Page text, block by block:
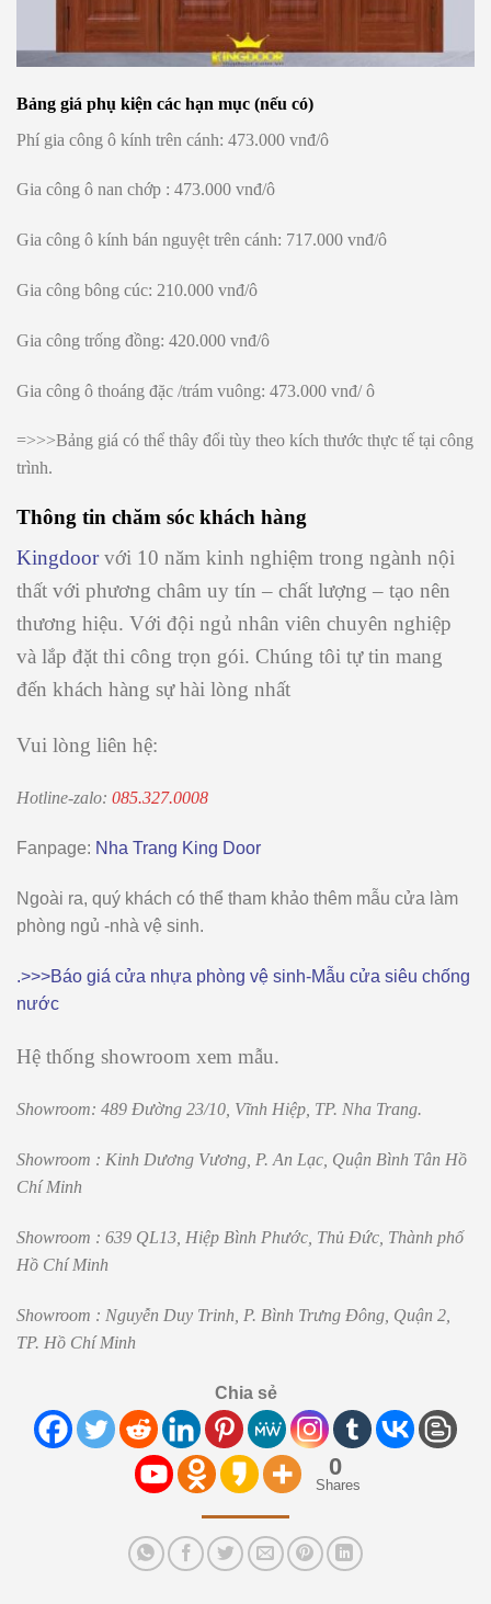
Bảng giá phụ kiện các hạn mục (nếu có)
Phí gia công ô kính trên cánh: 473.000 vnđ/ô
Gia công ô nan chớp : 473.000 vnđ/ô
Gia công ô kính bán nguyệt trên cánh: 717.000 vnđ/ô
Gia công bông cúc: 210.000 vnđ/ô
Gia công trống đồng: 420.000 vnđ/ô
Gia công ô thoáng đặc /trám vuông: 473.000 vnđ/ ô
=>>>Bảng giá có thể thây đổi tùy theo kích thước thực tế tại công
trình.
Thông tin chăm sóc khách hàng
Kingdoorvới 10 năm kinh nghiệm trong ngành nội
thất với phương châm uy tín – chất lượng – tạo nên
thương hiệu. Với đội ngủ nhân viên chuyên nghiệp
và lắp đặt thi công trọn gói. Chúng tôi tự tin mang
đến khách hàng sự hài lòng nhất
Vui lòng liên hệ:
Hotline-zalo: 085.327.0008
Fanpage: Nha Trang King Door
Ngoài ra, quý khách có thể tham khảo thêm mẫu cửa làm
phòng ngủ -nhà vệ sinh.
.>>>Báo giá cửa nhựa phòng vệ sinh-Mẫu cửa siêu chống
nước
Hệ thống showroom xem mẫu.
Showroom: 489 Đường 23/10, Vĩnh Hiệp , TP. Nha Trang.
Showroom : Kinh Dương Vương, P. An Lạc, Quận Bình Tân Hồ
Chí Minh
Showroom : 639 QL13, Hiệp Bình Phước, Thủ Đức, Thành phố
Hồ Chí Minh
Showroom : Nguyễn Duy Trinh, P. Bình Trưng Đông, Quận 2,
TP. Hồ Chí Minh
Chia sẻ
0
Shares